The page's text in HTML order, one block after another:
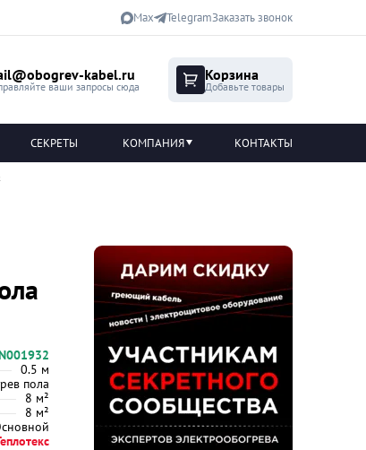
Max TelegramЗаказать звонок
kabel.ru
ваши запросы сюда
Корзина
Добавьте товары
СЕКРЕТЫ КОМПАНИЯ КОНТАКТЫ
0.5 м
пола
8 м²
8 м²